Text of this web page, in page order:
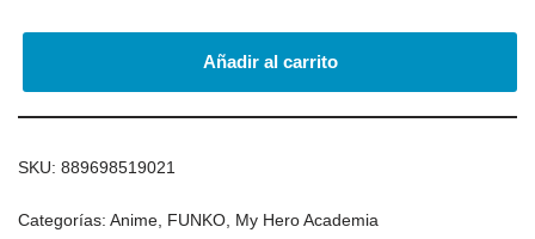
Añadir al carrito
SKU: 889698519021
Categorías: Anime FUNKO My Hero Academia